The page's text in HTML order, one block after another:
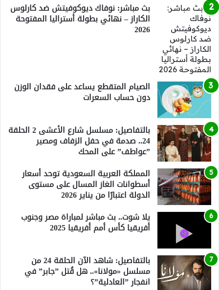
بث مباشر: نوفاك ديوكوفيتش ضد كارلوس
الكاراز – نهائي بطولة أستراليا المفتوحة
2026
الصيام المتقطع يساعد على فقدان الوزن
دون حساب السعرات
بالتفاصيل: مسلسل شارع الأعشى 2 الحلقة
24.. صدمة في حفل الزفاف ومصير
”عواطف” على المحك
المملكة العربية السعودية توحد أسعار
أسطوانات الغاز المسال على مستوى
الدولة اعتبارًا من يناير 2026
يلا شوت.. بث مباشر لمباراة مصر وجنوب
أفريقيا كأس أمم أفريقيا 2025
بالتفاصيل: شاهد الآن الحلقة 24 من
مسلسل «مولانا».. هل قُتل ”جابر” في
انفجار ”العادلية”؟